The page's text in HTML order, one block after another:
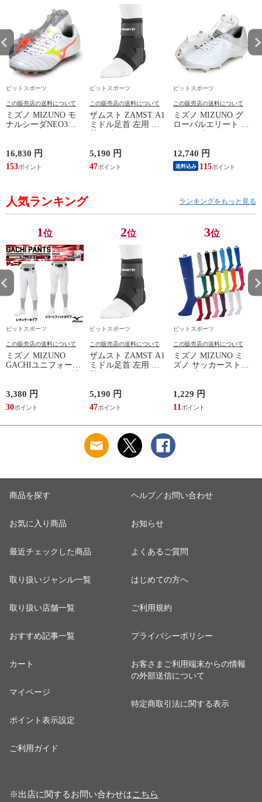
ピットスポーツ
この販売店の送料について
ミズノ MIZUNO モ
ナルシーダNEO3
カースパイク ワイド
26AW (P1GA262154)
16,830 円
153
ピットスポーツ
この販売店の送料について
ザムスト ZAMST A1
ミドル足首 左用 足
5,190 円
47
ピットスポーツ
この販売店の送料について
ミズノ MIZUNO グ
ローバルエリート ラ
白 シューズ 軽量
24SS (11GM241001)
12,740 円
送料込み 115
人気ランキング ランキングをもっと見る
1位
ピットスポーツ
この販売店の送料について
ミズノ MIZUNO
GACHIユニフォーム
ォーム 練習用ユニフ
ォームパンツ GACHI
PANTS
3,380 円
30
2位
ピットスポーツ
この販売店の送料について
ザムスト ZAMST A1
ミドル足首 左用 足
5,190 円
47
3位
ピットスポーツ
この販売店の送料について
ミズノ MIZUNO ミ
ズノ サッカーストッ
23SS(P2MXA060)
1,229 円
11
商品を探す
お気に入り商品
最近チェックした商品
取り扱いジャンル一覧
取り扱い店舗一覧
おすすめ記事一覧
カート
マイページ
ポイント表示設定
ご利用ガイド
ヘルプ／お問い合わせ
お知らせ
よくあるご質問
はじめての方へ
ご利用規約
プライバシーポリシー
お客さまご利用端末からの情報
の外部送信について
特定商取引法に関する表示
※出店に関するお問い合わせはこちら